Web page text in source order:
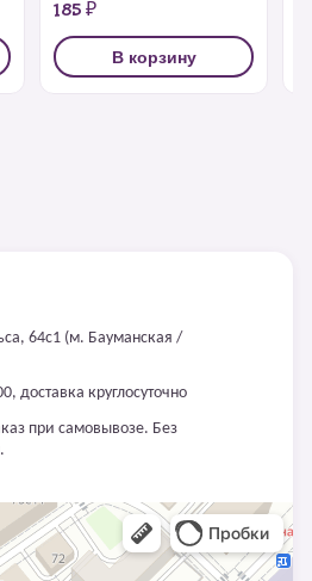
185 ₽
В корзину
64с1 (м. Бауманская /
доставка круглосуточно
при самовывозе. Без